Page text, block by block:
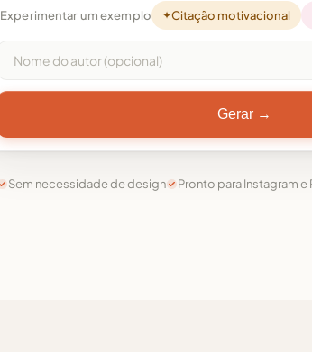
Experimentar um exemplo ✦Citação motivacional
Gerar →
Sem necessidade de design Pronto para Instagram e